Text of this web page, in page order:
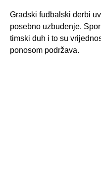
Gradski fudbalski derbi
posebno uzbuđenje.
timski duh i to su
ponosom podržava.